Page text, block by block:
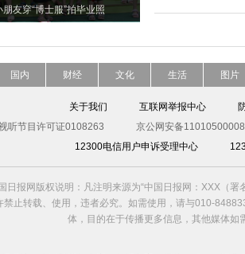
友穿“博士服”拍毕业照
国内 财经 文化 生活 图片
关于我们 互联网举报中心
听节目许可证0108263
京公网安备
12300电信用户申诉受理中心
日报网版权说明：凡注明来源为“中国日报网：XXX（
禁止转载、使用，违者必究。如需使用，请与010-
体，目的在于传播更多信息，其他媒体